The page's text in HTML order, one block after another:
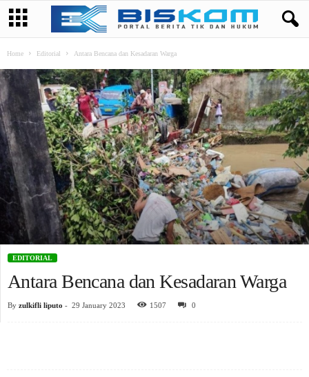
Home Editorial Antara Bencana dan Kesadaran Warga
EDITORIAL
Antara Bencana dan Kesadaran Warga
By zulkifli liputo - 29 January 2023 1507 0